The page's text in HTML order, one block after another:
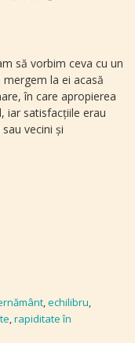
să vorbim ceva cu un
la ei acasă
în care apropierea
iar satisfacţiile erau
vecini şi
,echilibru,
,rapiditate în